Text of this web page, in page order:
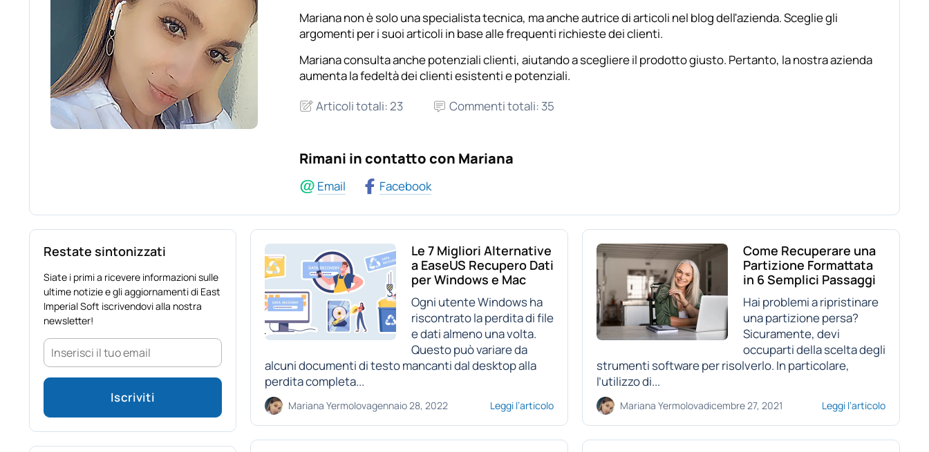
Mariana non è solo una specialista tecnica, ma anche autrice di articoli nel blog dell'azienda. Sceglie gli
argomenti per i suoi articoli in base alle frequenti richieste dei clienti.
Mariana consulta anche potenziali clienti, aiutando a scegliere il prodotto giusto. Pertanto, la nostra azienda
aumenta la fedeltà dei clienti esistenti e potenziali.
Articoli totali: 23
Commenti totali: 35
Rimani in contatto con Mariana
Email Facebook
Le 7 Migliori Alternative
a EaseUS Recupero Dati
per Windows e Mac
Ogni utente Windows ha
riscontrato la perdita di file
e dati almeno una volta.
Questo può variare da
alcuni documenti di testo mancanti dal desktop alla
perdita completa...
Mariana Yermolovagennaio 28, 2022 Leggi l’articolo
Come Recuperare una
Partizione Formattata
in 6 Semplici Passaggi
Hai problemi a ripristinare
una partizione persa?
Sicuramente, devi
occuparti della scelta degli
strumenti software per risolverlo. In particolare,
l’utilizzo di...
Mariana Yermolovadicembre 27, 2021 Leggi l’articolo
Restate sintonizzati
Siate i primi a ricevere informazioni sulle
ultime notizie e gli aggiornamenti di East
Imperial Soft iscrivendovi alla nostra
newsletter!